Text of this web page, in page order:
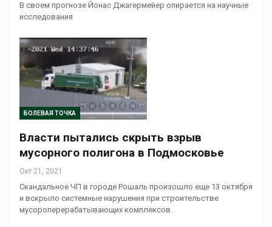
В своем прогнозе Йонас Джагермейер опирается на научные
исследования
БОЛЕВАЯ ТОЧКА
Власти пытались скрыть взрыв
мусорного полигона в Подмосковье
Окт 21, 2021
Скандальное ЧП в городе Рошаль произошло еще 13 октября
и вскрыло системные нарушения при строительстве
мусороперерабатывающих комплексов.